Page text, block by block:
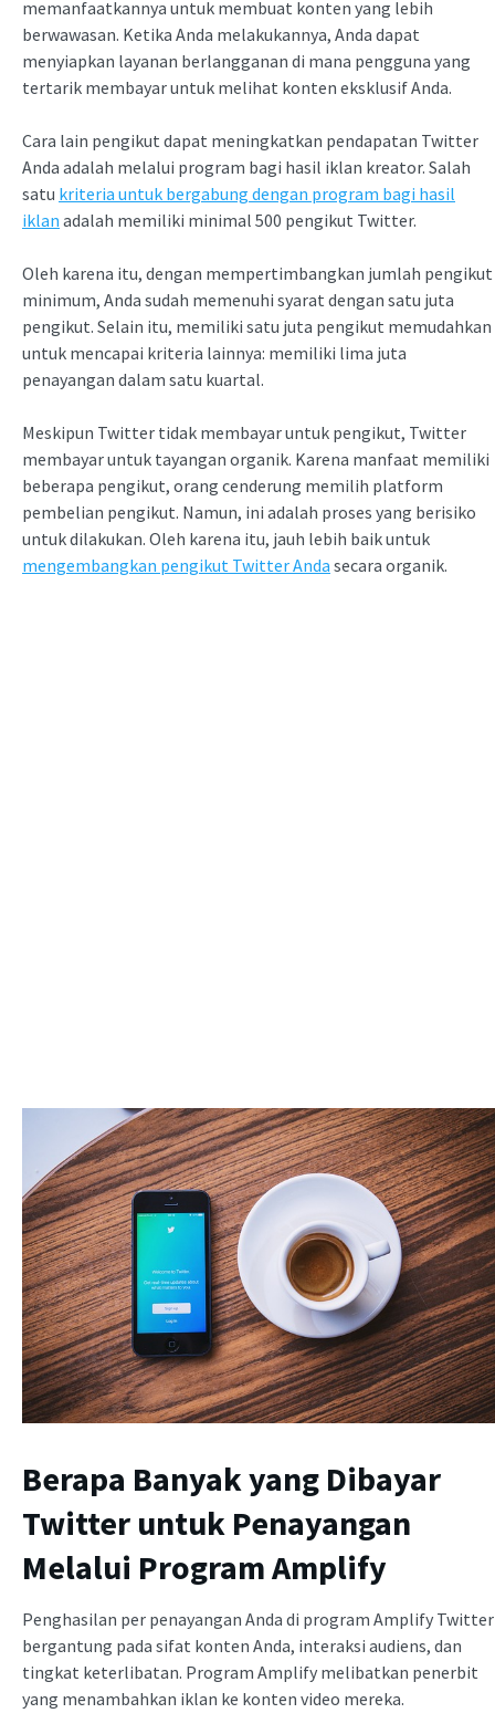
memanfaatkannya untuk membuat konten yang lebih
berwawasan. Ketika Anda melakukannya, Anda dapat
menyiapkan layanan berlangganan di mana pengguna yang
tertarik membayar untuk melihat konten eksklusif Anda.
Cara lain pengikut dapat meningkatkan pendapatan Twitter
Anda adalah melalui program bagi hasil iklan kreator. Salah
satu kriteria untuk bergabung dengan program bagi hasil
iklan adalah memiliki minimal 500 pengikut Twitter.
Oleh karena itu, dengan mempertimbangkan jumlah pengikut
minimum, Anda sudah memenuhi syarat dengan satu juta
pengikut. Selain itu, memiliki satu juta pengikut memudahkan
untuk mencapai kriteria lainnya: memiliki lima juta
penayangan dalam satu kuartal.
Meskipun Twitter tidak membayar untuk pengikut, Twitter
membayar untuk tayangan organik. Karena manfaat memiliki
beberapa pengikut, orang cenderung memilih platform
pembelian pengikut. Namun, ini adalah proses yang berisiko
untuk dilakukan. Oleh karena itu, jauh lebih baik untuk
mengembangkan pengikut Twitter Anda secara organik.
Berapa Banyak yang Dibayar
Twitter untuk Penayangan
Melalui Program Amplify
Penghasilan per penayangan Anda di program Amplify Twitter
bergantung pada sifat konten Anda, interaksi audiens, dan
tingkat keterlibatan. Program Amplify melibatkan penerbit
yang menambahkan iklan ke konten video mereka.